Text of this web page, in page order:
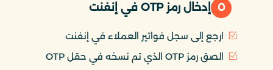
٥ إدخال رمز OTP في إنفنت
ارجع إلى سجل فواتير العملاء في إنفنت
الصق رمز OTP الذي تم نسخه في حقل OTP